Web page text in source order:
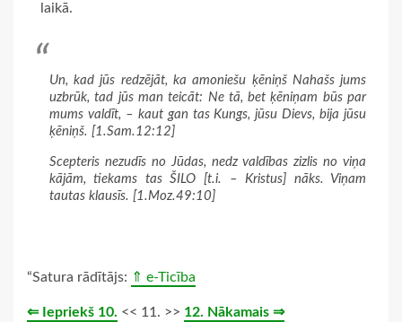
laikā.
Un, kad jūs redzējāt, ka amoniešu ķēniņš Nahašs jums
uzbrūk, tad jūs man teicāt: Ne tā, bet ķēniņam būs par
mums valdīt, – kaut gan tas Kungs, jūsu Dievs, bija jūsu
ķēniņš. [1.Sam.12:12]
Scepteris nezudīs no Jūdas, nedz valdības zizlis no viņa
kājām, tiekams tas ŠILO [t.i. – Kristus] nāks. Viņam
tautas klausīs. [1.Moz.49:10]
“Satura rādītājs: ⇑ e-Ticība
⇐ Iepriekš 10. << 11. >> 12. Nākamais ⇒